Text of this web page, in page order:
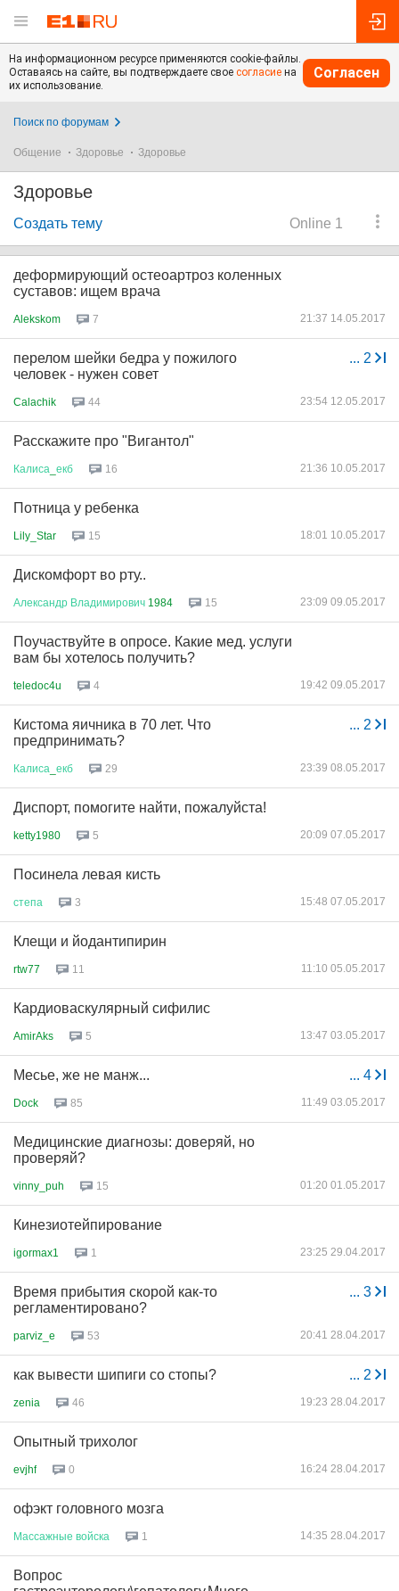
На информационном ресурсе применяются cookie-файлы.
Оставаясь на сайте, вы подтверждаете свое согласие на
их использование.
Согласен
Поиск по форумам
Общение Здоровье Здоровье
Здоровье
Online 1
Создать тему
деформирующий остеоартроз коленных
суставов: ищем врача
Alekskom 7 21:37 14.05.2017
... 2
перелом шейки бедра у пожилого
человек - нужен совет
Calachik 44 23:54 12.05.2017
Расскажите про "Вигантол"
Калиса екб 16 21:36 10.05.2017
Потница у ребенка
Lily_Star 15 18:01 10.05.2017
Дискомфорт во рту..
Александр Владимирович 1984 15 23:09 09.05.2017
Поучаствуйте в опросе. Какие мед. услуги
вам бы хотелось получить?
teledoc4u 4 19:42 09.05.2017
... 2
Кистома яичника в 70 лет. Что
предпринимать?
Калиса екб 29 23:39 08.05.2017
Диспорт, помогите найти, пожалуйста!
ketty1980 5 20:09 07.05.2017
Посинела левая кисть
степа 3 15:48 07.05.2017
Клещи и йодантипирин
rtw77 11 11:10 05.05.2017
Кардиоваскулярный сифилис
AmirAks 5 13:47 03.05.2017
... 4
Месье, же не манж...
Dock 85 11:49 03.05.2017
Медицинские диагнозы: доверяй, но
проверяй?
vinny_puh 15 01:20 01.05.2017
Кинезиотейпирование
igormax1 1 23:25 29.04.2017
... 3
Время прибытия скорой как-то
регламентировано?
parviz_e 53 20:41 28.04.2017
... 2
как вывести шипиги со стопы?
zenia 46 19:23 28.04.2017
Опытный трихолог
evjhf 0 16:24 28.04.2017
офэкт головного мозга
Массажные войска 1 14:35 28.04.2017
Вопрос